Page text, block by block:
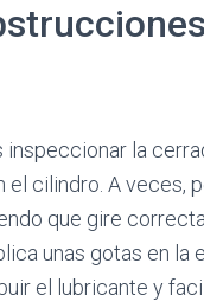
inspeccionar la
cilindro. A veces,
que gire
unas gotas en la
el lubricante y